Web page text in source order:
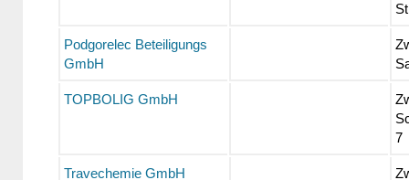
Podgorelec Beteiligungs
GmbH
TOPBOLIG GmbH
7
Travechemie GmbH